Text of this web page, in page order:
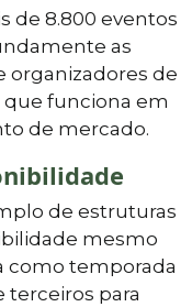
de 8.800 eventos
as
organizadores de
que funciona em
de mercado.
de estruturas
mesmo
como temporada
terceiros para